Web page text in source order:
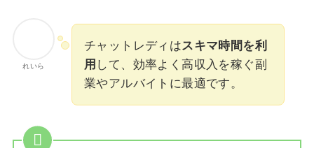
れいら
チャットレディはスキマ時間を利
用 して、効率よく高収入を稼ぐ副
業やアルバイトに最適です。